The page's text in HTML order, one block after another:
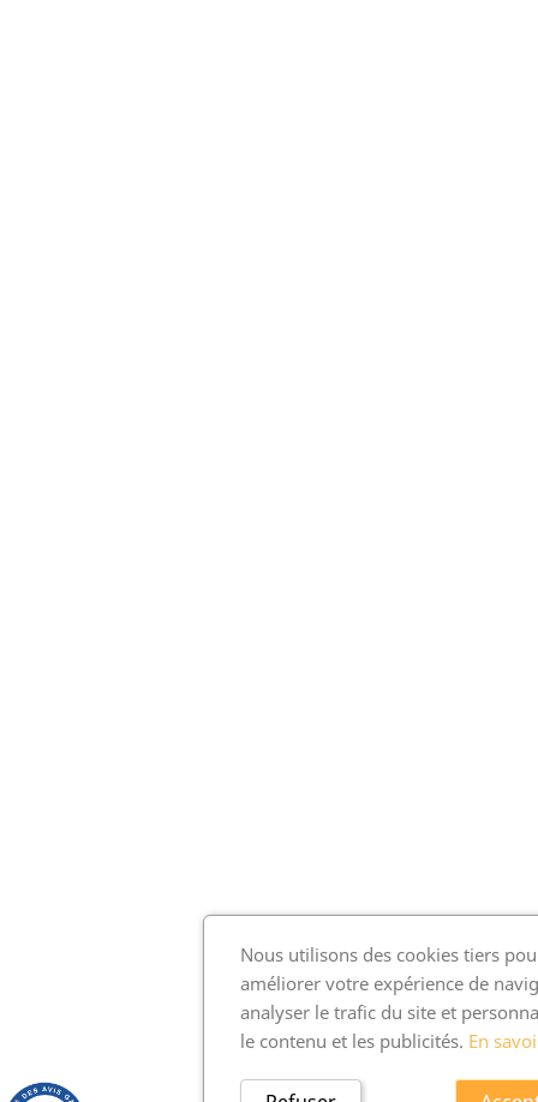
Nous utilisons des cookies tiers
améliorer votre expérience de
analyser le trafic du site et
le contenu et les publicités. En